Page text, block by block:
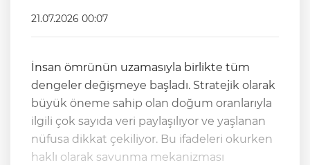
21.07.2026 00:07
İnsan ömrünün uzamasıyla birlikte tüm
dengeler değişmeye başladı. Stratejik olarak
büyük öneme sahip olan doğum oranlarıyla
ilgili çok sayıda veri paylaşılıyor ve yaşlanan
nüfusa dikkat çekiliyor. Bu ifadeleri okurken
haklı olarak savunma mekanizması